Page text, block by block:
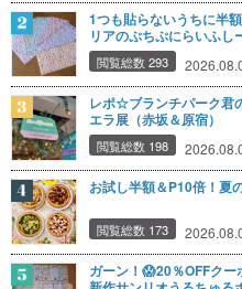
1つも貼らないうちに半
リアのぷちぷにらいふし
閲覧総数 293
レポ☆ブランチパーク君
エラ展（赤坂＆原宿）
閲覧総数 198
お試し半額＆P10倍！夏
閲覧総数 173
ガーン！😱20％OFFク